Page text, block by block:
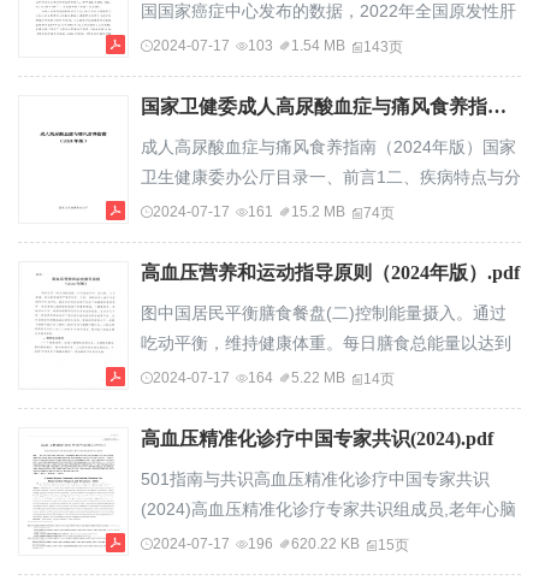
430030,Email:ctzhang@tjh.tjmu.edu.cn;孙宁玲,北
京大学人民医院心血管内科,北京
龄化形势...
国国家癌症中心发布的数据，2022年全国原发性肝
癌发病人数36.77万，位列各种癌症新发病人数第4
（肺、女性乳腺、甲状腺、结直肠、肝）；2022年
均位列第2位（肺、肝）[1-2]。原发性肝癌主要包
括肝细胞癌（hepatocellularcarcinoma,HCC）、肝
内胆管癌（intrahepaticcholangiocarcinoma,I...
2024-07-17 103 1.54 MB 143页
国家卫健委成人高尿酸血症与痛风食养指南2024年版74页.pdf
成人高尿酸血症与痛风食养指南（2024年版）国家
卫生健康委办公厅目录一、前言1二、疾病特点与分
型2（一）高尿酸血症与痛风定义与分期2（二）中
和建议4（一）食物多样，限制嘌呤4（二）蔬奶充
科学烹饪，少食生冷7（五）吃动平衡，健康体重
7（六）辨证辨体，因人施膳8（七）因地因时，择
膳相宜9附录1常见食物嘌呤含量11附录2成人高
2024-07-17 161 15.2 MB 74页
高血压营养和运动指导原则（2024年版）.pdf
图中国居民平衡膳食餐盘(二)控制能量摄入。通过
吃动平衡，维持健康体重。每日膳食总能量以达到
或保持健康体重为宜，注意肌肉量的维持。超重和
有能量摄入基础上每天减少500kcal左右的能量摄
步降至5g以下，控制高钠食物摄入，增加富含钾的
食物摄入，可以选择低钠盐(肾病、高钾血症除
外)。(四)保证新鲜蔬菜和水果摄入量。每日蔬菜摄
2024-07-17 164 5.22 MB 14页
高血压精准化诊疗中国专家共识(2024).pdf
501指南与共识高血压精准化诊疗中国专家共识
(2024)高血压精准化诊疗专家共识组成员,老年心脑
血管病教育部重点实验室摘要:高血压是以血压升高
2024-07-17 196 620.22 KB 15页